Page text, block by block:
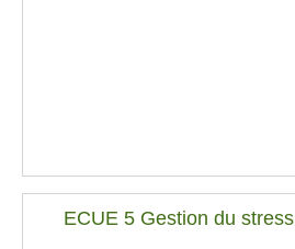
ECUE 5 Gestion du stress